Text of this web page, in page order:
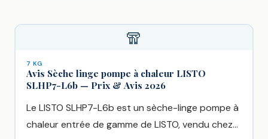
🧣
7 KG
Avis Sèche linge pompe à chaleur LISTO
SLHP7-L6b — Prix & Avis 2026
Le LISTO SLHP7-L6b est un sèche-linge pompe à
chaleur entrée de gamme de LISTO, vendu chez